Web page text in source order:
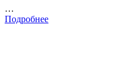
…
Подробнее